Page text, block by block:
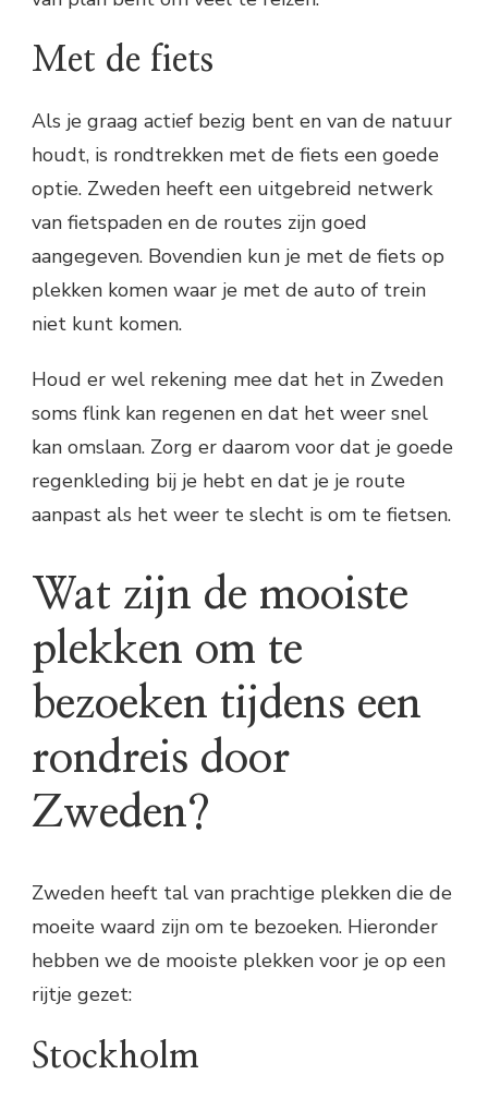
Met de fiets
Als je graag actief bezig bent en van de natuur
houdt, is rondtrekken met de fiets een goede
optie. Zweden heeft een uitgebreid netwerk
van fietspaden en de routes zijn goed
aangegeven. Bovendien kun je met de fiets op
plekken komen waar je met de auto of trein
niet kunt komen.
Houd er wel rekening mee dat het in Zweden
soms flink kan regenen en dat het weer snel
kan omslaan. Zorg er daarom voor dat je goede
regenkleding bij je hebt en dat je je route
aanpast als het weer te slecht is om te fietsen.
Wat zijn de mooiste
plekken om te
bezoeken tijdens een
rondreis door
Zweden?
Zweden heeft tal van prachtige plekken die de
moeite waard zijn om te bezoeken. Hieronder
hebben we de mooiste plekken voor je op een
rijtje gezet:
Stockholm